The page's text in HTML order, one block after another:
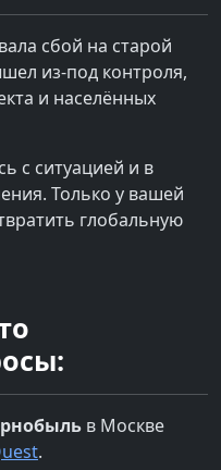
сбой на старой
из-под контроля,
и населённых
с ситуацией и в
Только у вашей
глобальную
в Москве
.